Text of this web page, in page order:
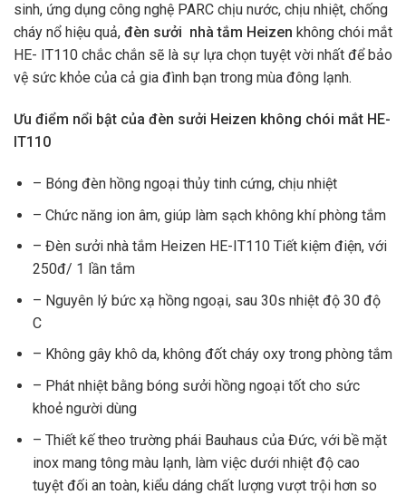
sinh, ứng dụng công nghệ PARC chịu nước, chịu nhiệt, chống
cháy nổ hiệu quả, đèn sưởi nhà tắm Heizen không chói mắt
HE- IT110 chắc chắn sẽ là sự lựa chọn tuyệt vời nhất để bảo
vệ sức khỏe của cả gia đình bạn trong mùa đông lạnh.
Ưu điểm nổi bật của đèn sưởi Heizen không chói mắt HE-
IT110
– Bóng đèn hồng ngoại thủy tinh cứng, chịu nhiệt
– Chức năng ion âm, giúp làm sạch không khí phòng tắm
– Đèn sưởi nhà tắm Heizen HE-IT110 Tiết kiệm điện, với
250đ/ 1 lần tắm
– Nguyên lý bức xạ hồng ngoại, sau 30s nhiệt độ 30 độ
C
– Không gây khô da, không đốt cháy oxy trong phòng tắm
– Phát nhiệt bằng bóng sưởi hồng ngoại tốt cho sức
khoẻ người dùng
– Thiết kế theo trường phái Bauhaus của Đức, với bề mặt
inox mang tông màu lạnh, làm việc dưới nhiệt độ cao
tuyệt đối an toàn, kiểu dáng chất lượng vượt trội hơn so